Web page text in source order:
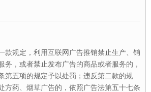
款规定，利用互联网广告推销禁止生产、销
务，或者禁止发布广告的商品或者服务的，
第五项的规定予以处罚；违反第二款的规
方药、烟草广告的，依照广告法第五十七条